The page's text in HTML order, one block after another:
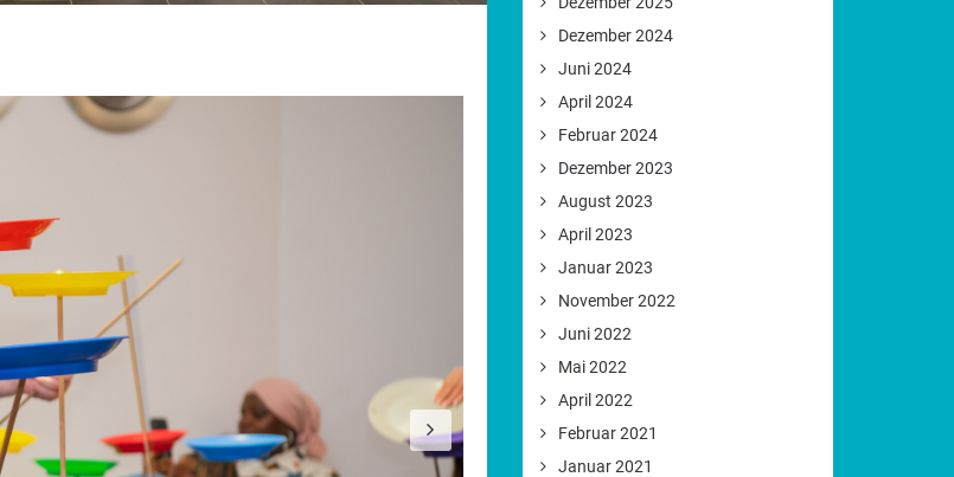
Dezember 2024
Juni 2024
April 2024
Februar 2024
Dezember 2023
August 2023
April 2023
Januar 2023
November 2022
Juni 2022
Mai 2022
April 2022
Februar 2021
Januar 2021